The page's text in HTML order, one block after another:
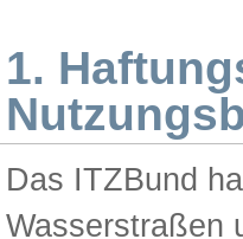
1.
Das ITZBund
Wasserstraßen